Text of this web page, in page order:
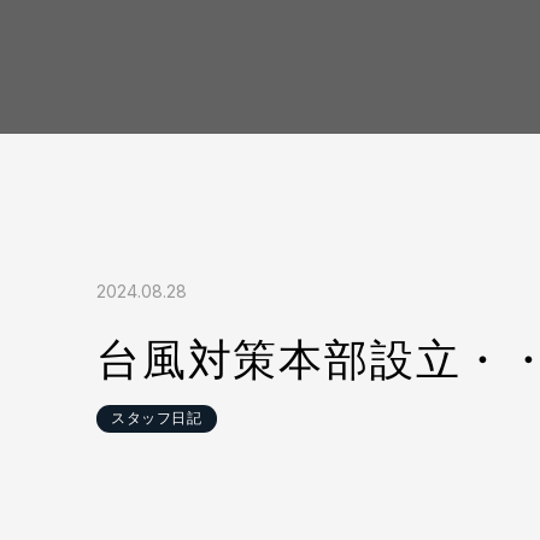
2024.08.28
台風対策本部設立・
スタッフ日記